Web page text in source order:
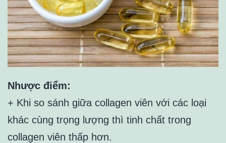
Nhược điểm:
+ Khi so sánh giữa collagen viên với các loại
khác cùng trọng lượng thì tinh chất trong
collagen viên thấp hơn.